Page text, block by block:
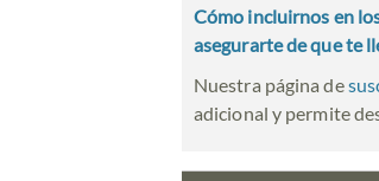
Cómo incluirnos en
asegurarte de que te
Nuestra página de
adicional y permite